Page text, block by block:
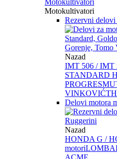
Motokultivatori
Motokultivatori
Rezervni
Nazad
IMT 506 / IMT
STANDARD
PROGRES
VINKOVIĆ
Delovi motora
Nazad
HONDA G /
motori
ACME